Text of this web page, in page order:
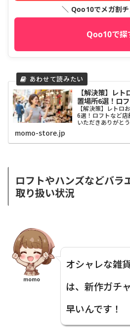
＼ Qoo10でメガ割
Qoo10で探
【解決策】レ
置場所6選！ロ
【解決策】レトロ
6選！ロフトなど
いただきありがと
る「レトロお菓子
うチェックしまし
ったような、エモ
momo-store.jp
ロフトやハンズなどバラ
取り扱い状況
momo
オシャレな雑
は、新作ガチ
早いんです！